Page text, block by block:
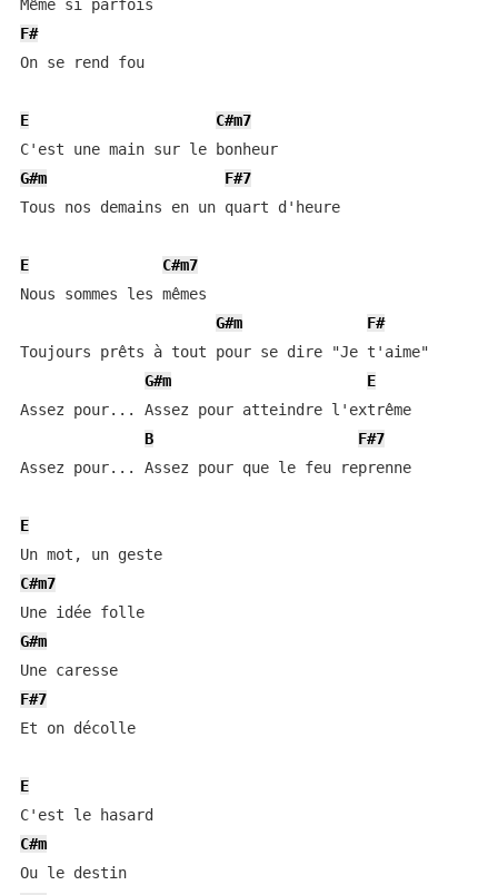
F#
On se rend fou
E
C#m7
C'est une main sur le bonheur
G#m
F#7
Tous nos demains en un quart d'heure
E
C#m7
Nous sommes les mêmes
G#m
F#
Toujours prêts à tout pour se dire "Je t'aime"
G#m
E
Assez pour... Assez pour atteindre l'extrême
B
F#7
Assez pour... Assez pour que le feu reprenne
E
Un mot, un geste
C#m7
Une idée folle
G#m
Une caresse
F#7
Et on décolle
E
C#m
Ou le destin